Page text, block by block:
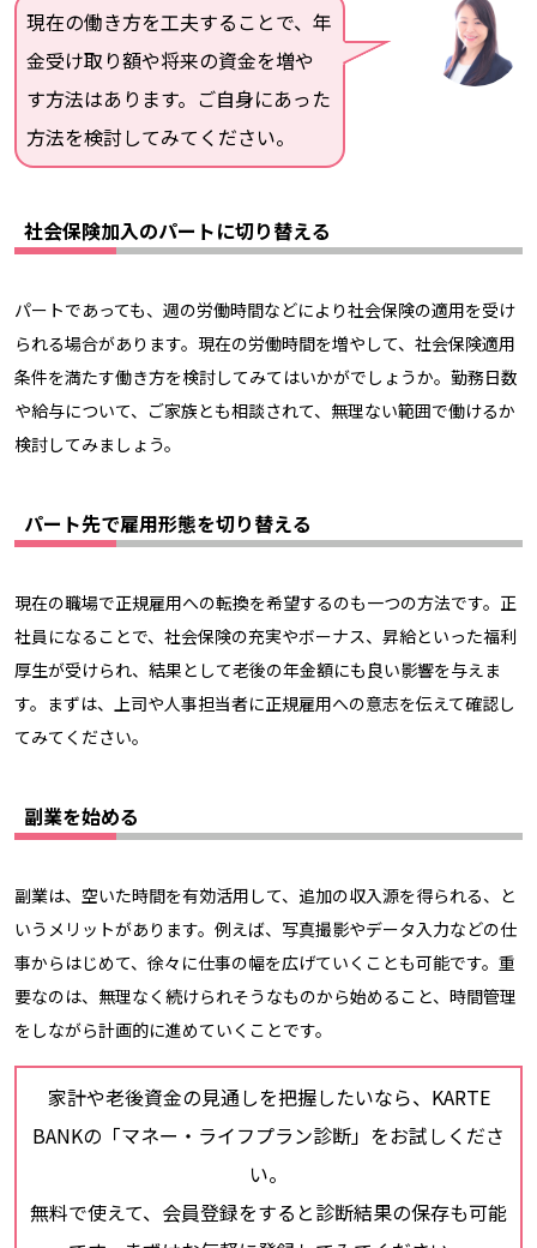
現在の働き方を工夫することで、年
金受け取り額や将来の資金を増や
す方法はあります。ご自身にあった
方法を検討してみてください。
社会保険加入のパートに切り替える
パートであっても、週の労働時間などにより社会保険の適用を受け
られる場合があります。現在の労働時間を増やして、社会保険適用
条件を満たす働き方を検討してみてはいかがでしょうか。勤務日数
や給与について、ご家族とも相談されて、無理ない範囲で働けるか
検討してみましょう。
パート先で雇用形態を切り替える
現在の職場で正規雇用への転換を希望するのも一つの方法です。正
社員になることで、社会保険の充実やボーナス、昇給といった福利
厚生が受けられ、結果として老後の年金額にも良い影響を与えま
す。まずは、上司や人事担当者に正規雇用への意志を伝えて確認し
てみてください。
副業を始める
副業は、空いた時間を有効活用して、追加の収入源を得られる、と
いうメリットがあります。例えば、写真撮影やデータ入力などの仕
事からはじめて、徐々に仕事の幅を広げていくことも可能です。重
要なのは、無理なく続けられそうなものから始めること、時間管理
をしながら計画的に進めていくことです。
家計や老後資金の見通しを把握したいなら、KARTE
BANKの「マネー・ライフプラン診断」をお試しくださ
い。
無料で使えて、会員登録をすると診断結果の保存も可能